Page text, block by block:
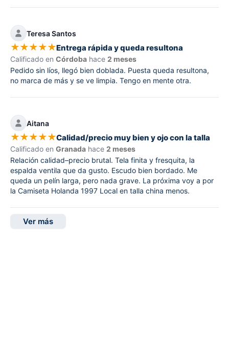
Teresa Santos
★★★★★Entrega rápida y queda resultona
Calificado en Córdoba hace 2 meses
Pedido sin líos, llegó bien doblada. Puesta queda resultona,
no marca de más y se ve limpia. Tengo en mente otra.
Aitana
★★★★★Calidad/precio muy bien y ojo con la talla
Calificado en Granada hace 2 meses
Relación calidad–precio brutal. Tela finita y fresquita, la
espalda ventila que da gusto. Escudo bien bordado. Me
queda un pelín larga, pero nada grave. La próxima voy a por
la Camiseta Holanda 1997 Local en talla china menos.
Ver más